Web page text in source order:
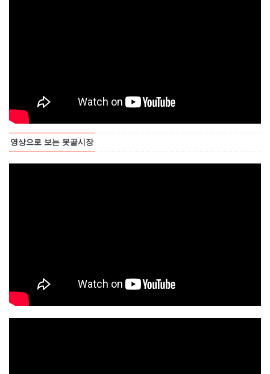
영상으로 보는 못골시장